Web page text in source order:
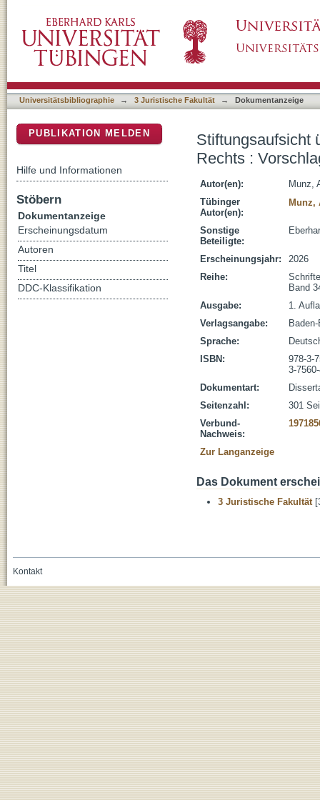
effektive Ausgestaltung
Universitätsbibliographie → 3 Juristische Fakultät → Dokumentanzeige
Stiftungsaufsicht
Rechts :
Autor(en):
Munz,
Tübinger
Autor(en):
Munz,
Sonstige
Beteiligte:
Erscheinungsjahr:
2026
Reihe:
Band
Ausgabe:
1.
Verlagsangabe:
Sprache:
ISBN:
978-3-
3-
Dokumentart:
Seitenzahl:
301
Verbund-
Nachweis:
Zur Langanzeige
Das Dokument
3 Juristische Fakultät
PUBLIKATION MELDEN
Hilfe und Informationen
Stöbern
Dokumentanzeige
Erscheinungsdatum
Autoren
Titel
DDC-Klassifikation
Kontakt